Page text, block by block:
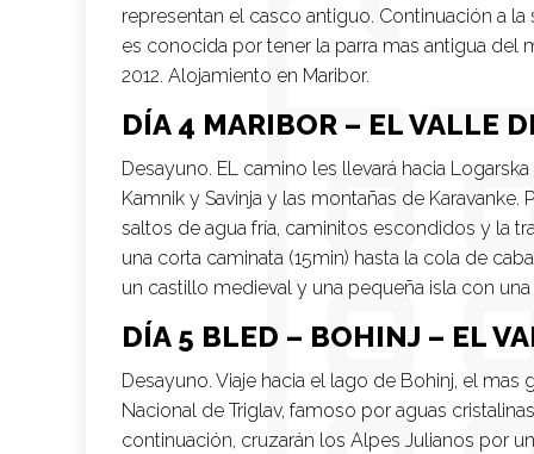
representan el casco antiguo. Continuación a
es conocida por tener la parra mas antigua del
2012. Alojamiento en Maribor.
DÍA 4 MARIBOR – EL VALLE
Desayuno. EL camino les llevará hacia
Kamnik y Savinja y las montañas de
saltos de agua fría, caminitos escondidos y la
una corta caminata (15min) hasta la cola de
un castillo medieval y una pequeña isla con
DÍA 5 BLED – BOHINJ – EL
Desayuno. Viaje hacia el lago de Bohinj, el
Nacional de Triglav, famoso por aguas
continuación, cruzarán los Alpes Julianos por